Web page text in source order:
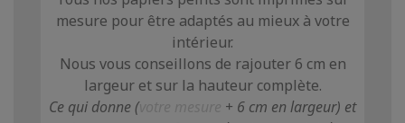
mesure pour être adaptés au mieux à votre
intérieur.
Nous vous conseillons de rajouter 6 cm en
largeur et sur la hauteur complète.
Ce qui donne (votre mesure
+ 6 cm en largeur) et